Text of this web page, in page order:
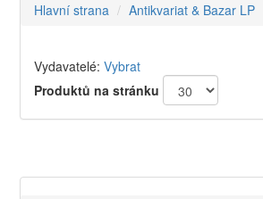
Hlavní strana Antikvariat & Bazar LP
Vydavatelé: Vybrat
Produktů na stránku